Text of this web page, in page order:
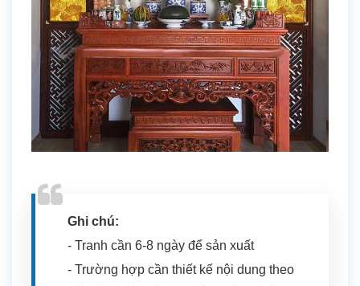
Ghi chú:
- Tranh cần 6-8 ngày để sản xuất
- Trường hợp cần thiết kế nội dung theo